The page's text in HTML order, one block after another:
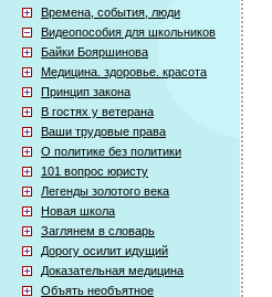
Времена, события, люди
Видеопособия для школьников
Байки Бояршинова
Медицина. здоровье. красота
Принцип закона
В гостях у ветерана
Ваши трудовые права
О политике без политики
101 вопрос юристу
Легенды золотого века
Новая школа
Заглянем в словарь
Дорогу осилит идущий
Доказательная медицина
Объять необъятное